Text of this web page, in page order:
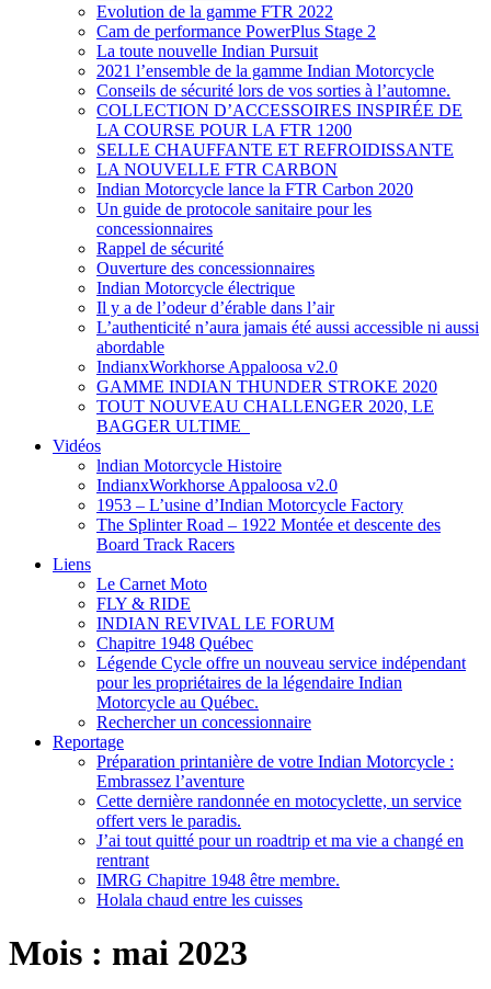
Evolution de la gamme FTR 2022
Cam de performance PowerPlus Stage 2
La toute nouvelle Indian Pursuit
2021 l’ensemble de la gamme Indian Motorcycle
Conseils de sécurité lors de vos sorties à l’automne.
COLLECTION D’ACCESSOIRES INSPIRÉE DE
LA COURSE POUR LA FTR 1200
SELLE CHAUFFANTE ET REFROIDISSANTE
LA NOUVELLE FTR CARBON
Indian Motorcycle lance la FTR Carbon 2020
Un guide de protocole sanitaire pour les
concessionnaires
Rappel de sécurité
Ouverture des concessionnaires
Indian Motorcycle électrique
Il y a de l’odeur d’érable dans l’air
L’authenticité n’aura jamais été aussi accessible ni aussi
abordable
IndianxWorkhorse Appaloosa v2.0
GAMME INDIAN THUNDER STROKE 2020
TOUT NOUVEAU CHALLENGER 2020, LE
BAGGER ULTIME
Vidéos
lndian Motorcycle Histoire
IndianxWorkhorse Appaloosa v2.0
1953 – L’usine d’Indian Motorcycle Factory
The Splinter Road – 1922 Montée et descente des
Board Track Racers
Liens
Le Carnet Moto
FLY & RIDE
INDIAN REVIVAL LE FORUM
Chapitre 1948 Québec
Légende Cycle offre un nouveau service indépendant
pour les propriétaires de la légendaire Indian
Motorcycle au Québec.
Rechercher un concessionnaire
Reportage
Préparation printanière de votre Indian Motorcycle :
Embrassez l’aventure
Cette dernière randonnée en motocyclette, un service
offert vers le paradis.
J’ai tout quitté pour un roadtrip et ma vie a changé en
rentrant
IMRG Chapitre 1948 être membre.
Holala chaud entre les cuisses
Mois : mai 2023